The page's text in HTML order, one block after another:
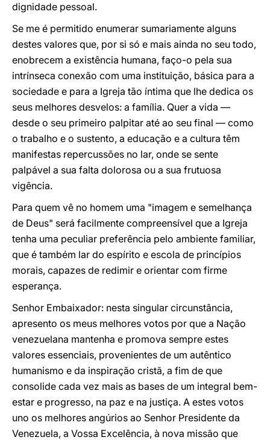
dignidade pessoal.
Se me é permitido enumerar sumariamente alguns
destes valores que, por si só e mais ainda no seu todo,
enobrecem a existência humana, faço-o pela sua
intrínseca conexão com uma instituição, básica para a
sociedade e para a Igreja tão íntima que lhe dedica os
seus melhores desvelos: a família. Quer a vida —
desde o seu primeiro palpitar até ao seu final — como
o trabalho e o sustento, a educação e a cultura têm
manifestas repercussões no lar, onde se sente
palpável a sua falta dolorosa ou a sua frutuosa
vigência.
Para quem vê no homem uma "imagem e semelhança
de Deus" será facilmente compreensível que a Igreja
tenha uma peculiar preferência pelo ambiente familiar,
que é também lar do espírito e escola de princípios
morais, capazes de redimir e orientar com firme
esperança.
Senhor Embaixador: nesta singular circunstância,
apresento os meus melhores votos por que a Nação
venezuelana mantenha e promova sempre estes
valores essenciais, provenientes de um autêntico
humanismo e da inspiração cristã, a fim de que
consolide cada vez mais as bases de um integral bem-
estar e progresso, na paz e na justiça. A estes votos
uno os melhores angúrios ao Senhor Presidente da
Venezuela, a Vossa Excelência, à nova missão que